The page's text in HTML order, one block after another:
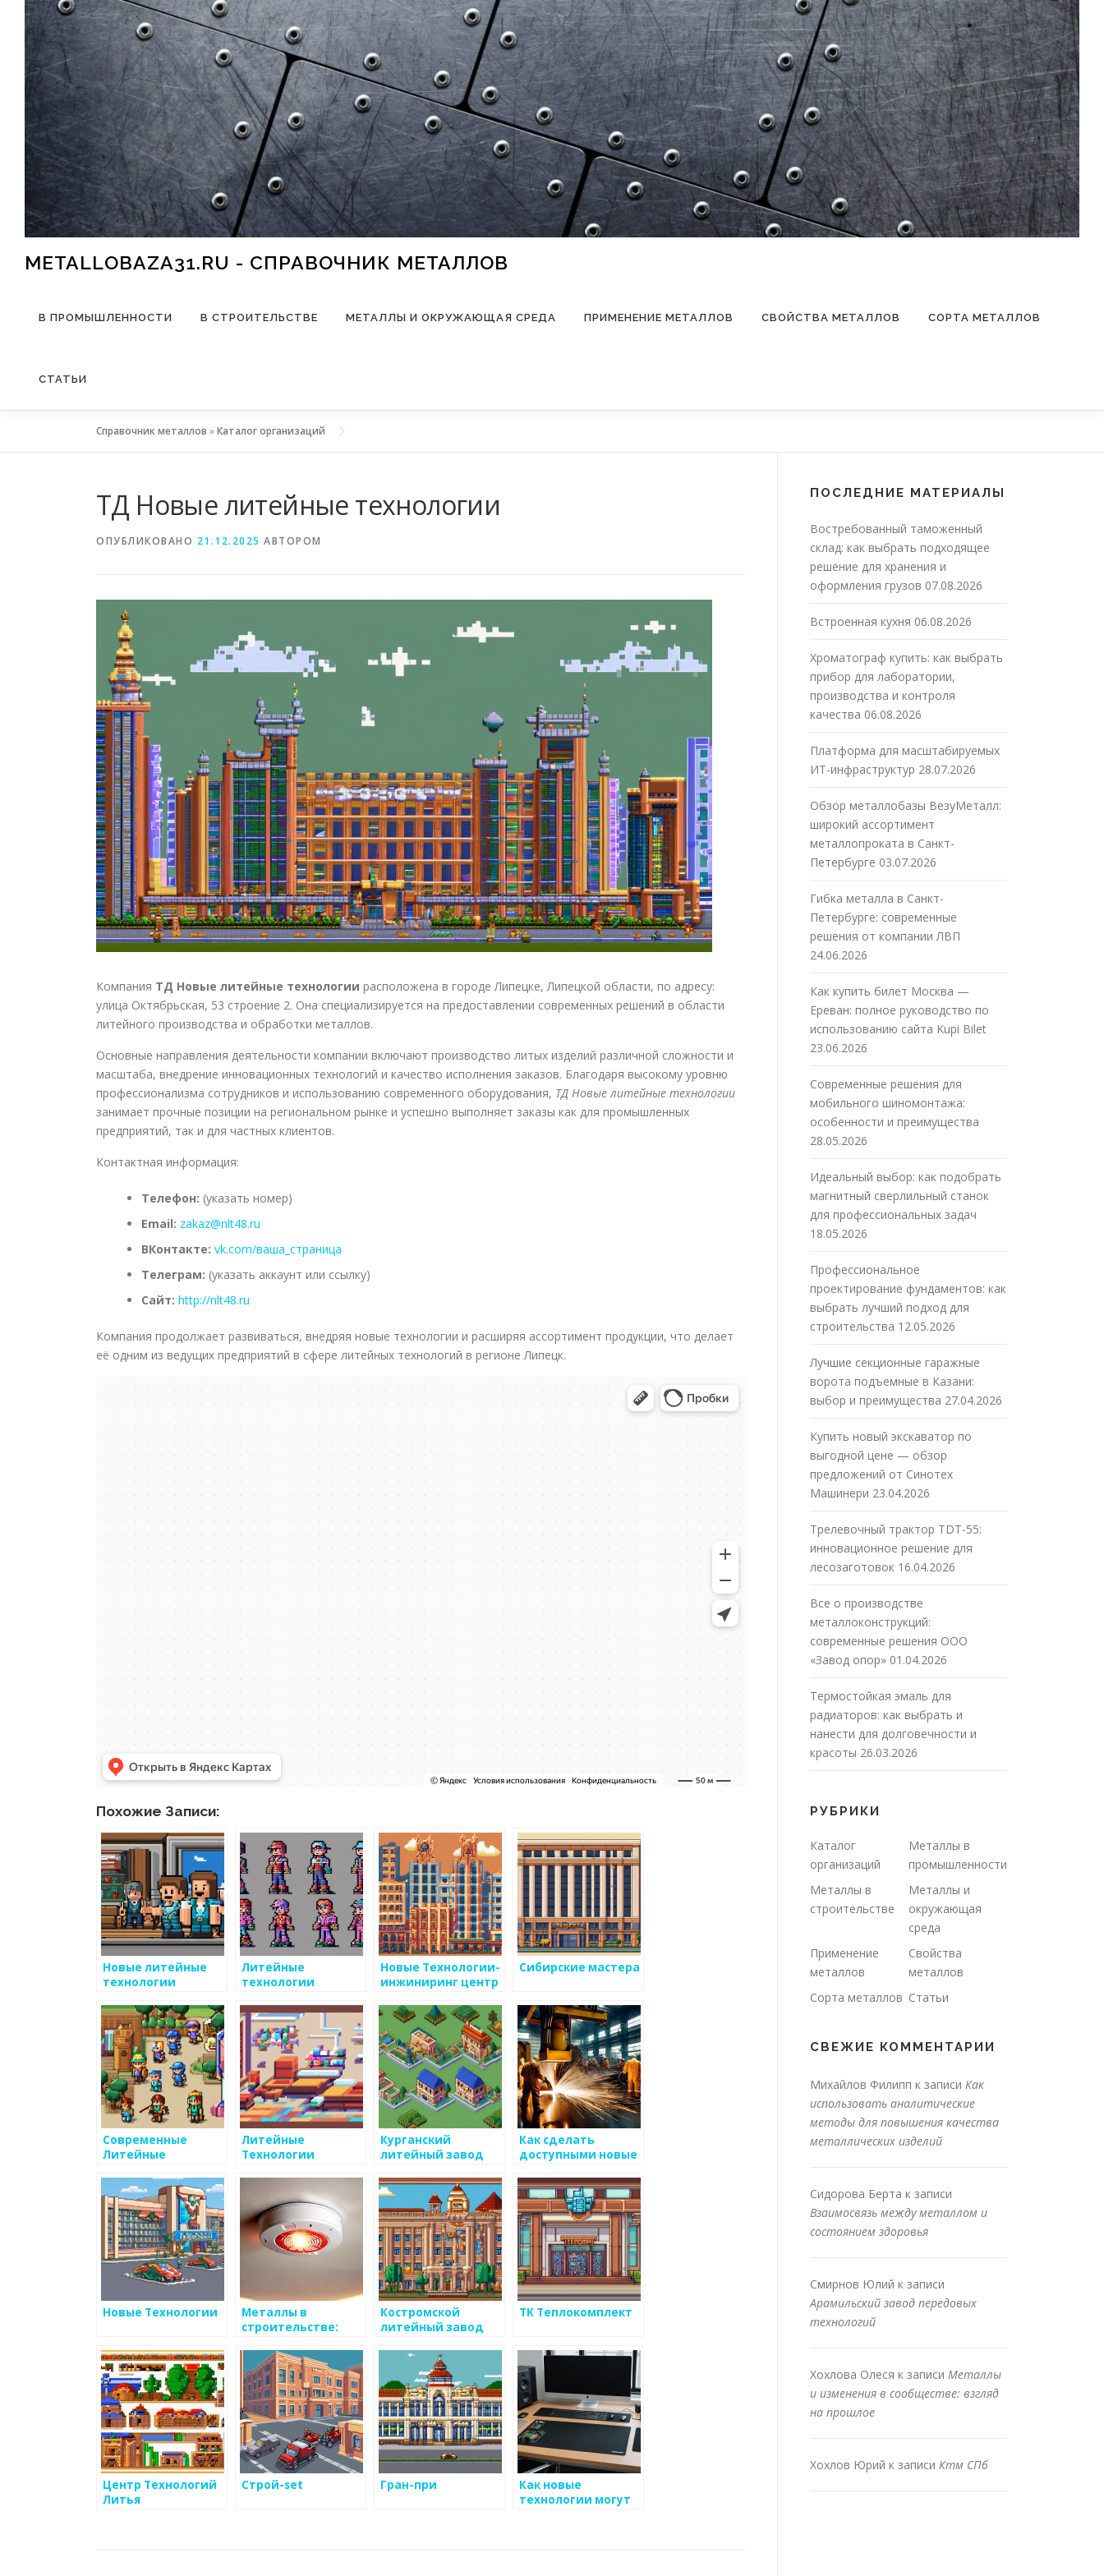
Перейти к содержимому
METALLOBAZA31.RU - СПРАВОЧНИК МЕТАЛЛОВ
В ПРОМЫШЛЕННОСТИ В СТРОИТЕЛЬСТВЕ МЕТАЛЛЫ И ОКРУЖАЮЩАЯ СРЕДА ПРИМЕНЕНИЕ МЕТАЛЛОВ СВОЙСТВА МЕТАЛЛОВ СОРТА МЕТАЛЛОВ
СТАТЬИ
Справочник металлов »Каталог организаций
ТД Новые литейные технологии
ОПУБЛИКОВАНО 21.12.2025 АВТОРОМ
Компания ТД Новые литейные технологии расположена в городе Липецке, Липецкой области, по адресу:
улица Октябрьская, 53 строение 2. Она специализируется на предоставлении современных решений в области
литейного производства и обработки металлов.
Основные направления деятельности компании включают производство литых изделий различной сложности и
масштаба, внедрение инновационных технологий и качество исполнения заказов. Благодаря высокому уровню
профессионализма сотрудников и использованию современного оборудования, ТД Новые литейные технологии
занимает прочные позиции на региональном рынке и успешно выполняет заказы как для промышленных
предприятий, так и для частных клиентов.
Контактная информация:
Телефон: (указать номер)
Email: zakaz@nlt48.ru
ВКонтакте: vk.com/ваша_страница
Телеграм: (указать аккаунт или ссылку)
Сайт: http://nlt48.ru
Компания продолжает развиваться, внедряя новые технологии и расширяя ассортимент продукции, что делает
её одним из ведущих предприятий в сфере литейных технологий в регионе Липецк.
Похожие Записи:
Новые литейные
технологии
Литейные
технологии
Новые Технологии-
инжиниринг центр
Сибирские мастера
Современные
Литейные
Литейные
Технологии
Курганский
литейный завод
Как сделать
доступными новые
повышения их
применения к
металлическим
изделиям
Новые Технологии
Металлы в
строительстве:
Костромской
литейный завод
ТК Теплокомплект
Центр Технологий
Литья
Строй-set Гран-при
Как новые
технологии могут
ПОСЛЕДНИЕ МАТЕРИАЛЫ
Востребованный таможенный
склад: как выбрать подходящее
решение для хранения и
оформления грузов 07.08.2026
Встроенная кухня 06.08.2026
Хроматограф купить: как выбрать
прибор для лаборатории,
производства и контроля
качества 06.08.2026
Платформа для масштабируемых
ИТ-инфраструктур 28.07.2026
Обзор металлобазы ВезуМеталл:
широкий ассортимент
металлопроката в Санкт-
Петербурге 03.07.2026
Гибка металла в Санкт-
Петербурге: современные
решения от компании ЛВП
24.06.2026
Как купить билет Москва —
Ереван: полное руководство по
использованию сайта Kupi Bilet
23.06.2026
Современные решения для
мобильного шиномонтажа:
особенности и преимущества
28.05.2026
Идеальный выбор: как подобрать
магнитный сверлильный станок
для профессиональных задач
18.05.2026
Профессиональное
проектирование фундаментов: как
выбрать лучший подход для
строительства 12.05.2026
Лучшие секционные гаражные
ворота подъемные в Казани:
выбор и преимущества 27.04.2026
Купить новый экскаватор по
выгодной цене — обзор
предложений от Синотех
Машинери 23.04.2026
Трелевочный трактор TDT-55:
инновационное решение для
лесозаготовок 16.04.2026
Все о производстве
металлоконструкций:
современные решения ООО
«Завод опор» 01.04.2026
Термостойкая эмаль для
радиаторов: как выбрать и
нанести для долговечности и
красоты 26.03.2026
РУБРИКИ
Каталог
организаций
Металлы в
промышленности
Металлы в
строительстве
Металлы и
окружающая
среда
Применение
металлов
Свойства
металлов
Сорта металлов Статьи
СВЕЖИЕ КОММЕНТАРИИ
Михайлов Филипп к записи Как
использовать аналитические
методы для повышения качества
металлических изделий
Сидорова Берта к записи
Взаимосвязь между металлом и
состоянием здоровья
Смирнов Юлий к записи
Арамильский завод передовых
технологий
Хохлова Олеся к записи Металлы
и изменения в сообществе: взгляд
на прошлое
Хохлов Юрий к записи Ктм СПб